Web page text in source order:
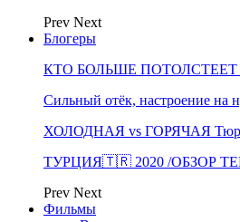
Prev Next
Блогеры
КТО БОЛЬШЕ
Сильный отёк, настроение на
ХОЛОДНАЯ vs ГОРЯЧАЯ
ТУРЦИЯ🇹🇷 2020 /ОБЗОР
Prev Next
Фильмы